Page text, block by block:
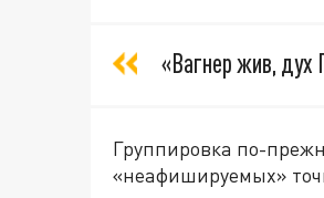
«Вагнер жив, дух
Группировка по-
«неафишируемых»